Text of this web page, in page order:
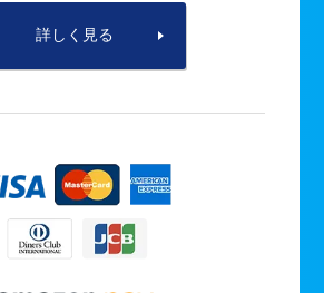
詳しく見る